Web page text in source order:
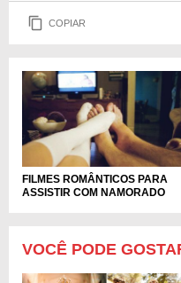
COPIAR
FILMES ROMÂNTICOS PARA
ASSISTIR COM NAMORADO
VOCÊ PODE